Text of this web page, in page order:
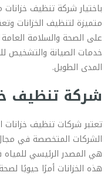
باختيار شركة تنظيف
متميزة لتنظيف الخزانات
على الصحة والسلامة
خدمات الصيانة والتشخيص
المدى الطويل.
شركة تنظيف
تعتبر شركات تنظيف خزانات
الشركات المتخصصة في مجال
هي المصدر الرئيسي للمياه
هذه الخزانات أمرًا حيويًا